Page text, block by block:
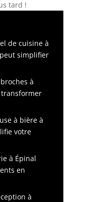
tard !
de cuisine à
simplifier
à
transformer
à bière à
votre
à Épinal
en
à